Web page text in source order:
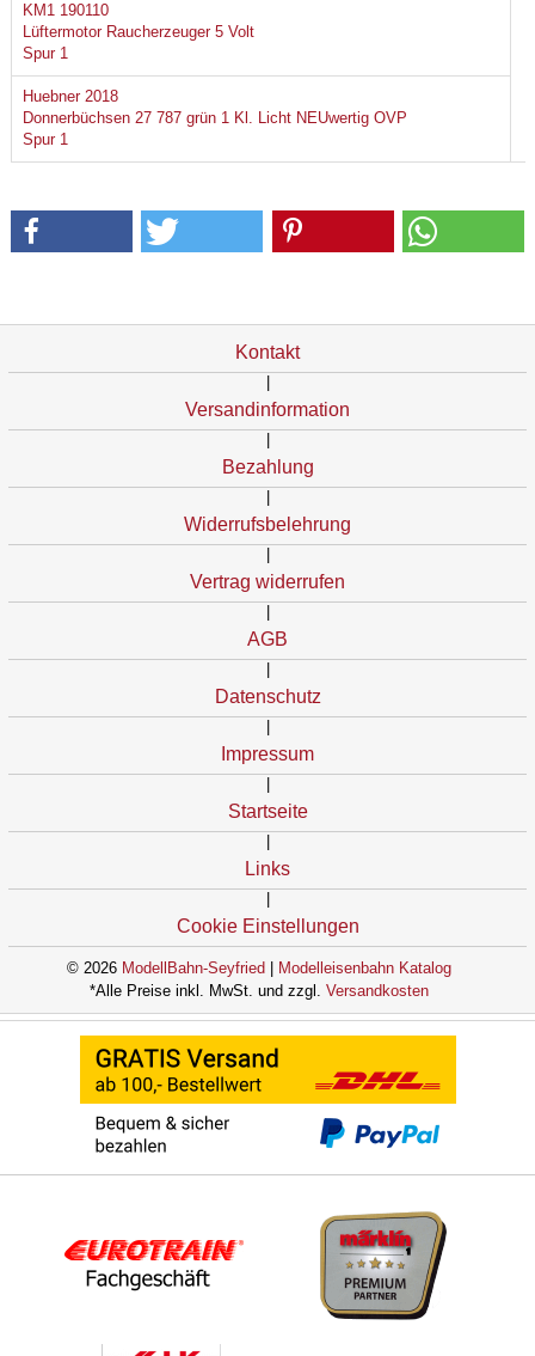
KM1 190110
Lüftermotor Raucherzeuger 5 Volt
Spur 1
Huebner 2018
Donnerbüchsen 27 787 grün 1 Kl. Licht NEUwertig OVP
Spur 1
Kontakt
Versandinformation
Bezahlung
Widerrufsbelehrung
Vertrag widerrufen
AGB
Datenschutz
Impressum
Startseite
Links
Cookie Einstellungen
© 2026 ModellBahn-Seyfried
Modelleisenbahn Katalog
*Alle Preise inkl. MwSt. und zzgl. Versandkosten